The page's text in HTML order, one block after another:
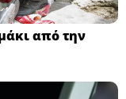
από την